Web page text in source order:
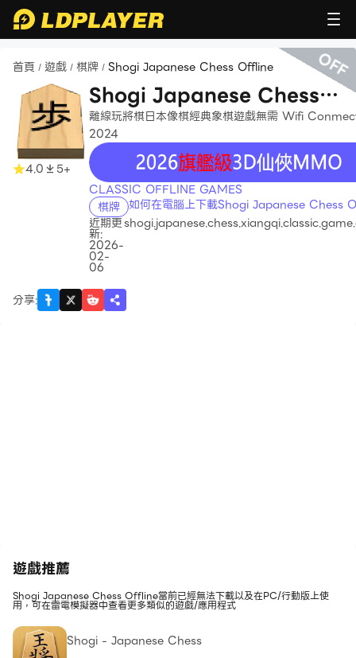
首頁 / 遊戲 / 棋牌 / Shogi Japanese Chess Offline
4.0 5+
Shogi Japanese Chess
Offline
離線玩將棋日本像棋經典象棋遊戲無需 Wifi
2024
recommend
CLASSIC OFFLINE GAMES
棋牌 如何在電腦上下載Shogi Japanese Chess
近期更
新:
2026-
02-
06
分享:
OFF
遊戲推薦
Shogi Japanese Chess Offline當前已經無法下載以及在PC/行動版上使
用，可在雷電模擬器中查看更多類似的遊戲/應用程式
Shogi - Japanese Chess